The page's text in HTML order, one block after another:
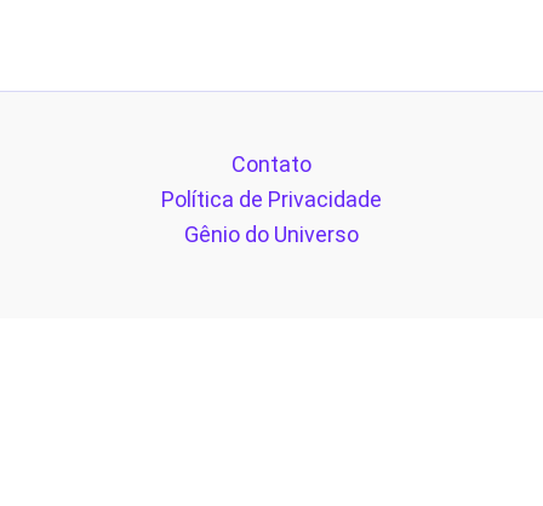
Contato
Política de Privacidade
Gênio do Universo